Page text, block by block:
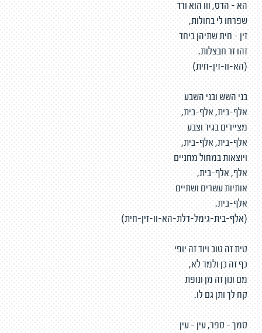
הא - הדס, ווו הוא ורד
שפרחו לי בחולות,
זין - חית שתיהן ביחד
זהו זר חבצלות.
(הא-וו-זין-חית)
בני השש ובני השבע
אלף-בית, אלף-בית,
מציירים בגיר וצבע
אלף-בית, אלף-בית,
ויוצאות במחול מחניים
אלף, אלף-בית,
אותיות עשרים ושתיים
אלף-בית.
(אלף-בית-גימל-דלת-הא-וו-זין-חית)
טית זה טוב ויוד זה יופי
כף זה כן ולמד לא,
מם ונון זה מן ונופת
קח לך ותן גם לו.
סמך - ספר, עין - עין